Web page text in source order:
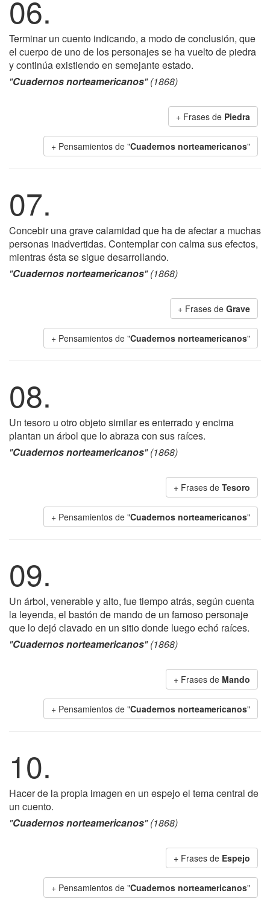
06.
Terminar un cuento indicando, a modo de conclusión, que
el cuerpo de uno de los personajes se ha vuelto de piedra
y continúa existiendo en semejante estado.
"Cuadernos norteamericanos" (1868)
+ Frases de Piedra
+ Pensamientos de "Cuadernos norteamericanos"
07.
Concebir una grave calamidad que ha de afectar a muchas
personas inadvertidas. Contemplar con calma sus efectos,
mientras ésta se sigue desarrollando.
"Cuadernos norteamericanos" (1868)
+ Frases de Grave
+ Pensamientos de "Cuadernos norteamericanos"
08.
Un tesoro u otro objeto similar es enterrado y encima
plantan un árbol que lo abraza con sus raíces.
"Cuadernos norteamericanos" (1868)
+ Frases de Tesoro
+ Pensamientos de "Cuadernos norteamericanos"
09.
Un árbol, venerable y alto, fue tiempo atrás, según cuenta
la leyenda, el bastón de mando de un famoso personaje
que lo dejó clavado en un sitio donde luego echó raíces.
"Cuadernos norteamericanos" (1868)
+ Frases de Mando
+ Pensamientos de "Cuadernos norteamericanos"
10.
Hacer de la propia imagen en un espejo el tema central de
un cuento.
"Cuadernos norteamericanos" (1868)
+ Frases de Espejo
+ Pensamientos de "Cuadernos norteamericanos"